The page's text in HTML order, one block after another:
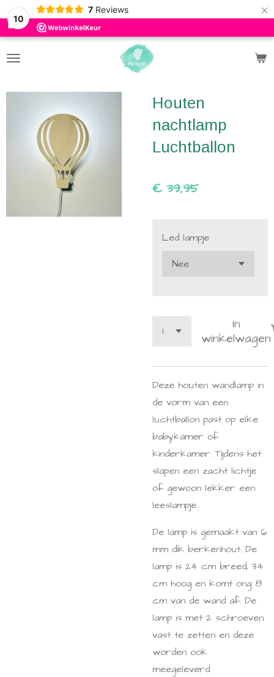
10
7 Reviews ×
Houten
nachtlamp
Luchtballon
€ 39,95
Led lampje
In
winkelwagen
Deze houten wandlamp in
de vorm van een
luchtballon past op elke
babykamer of
kinderkamer. Tijdens het
slapen een zacht lichtje
of gewoon lekker een
leeslampje.
De lamp is gemaakt van 6
mm dik berkenhout. De
lamp is 24 cm breed, 34
cm hoog en komt ong 8
cm van de wand af. De
lamp is met 2 schroeven
vast te zetten en deze
worden ook
meegeleverd.